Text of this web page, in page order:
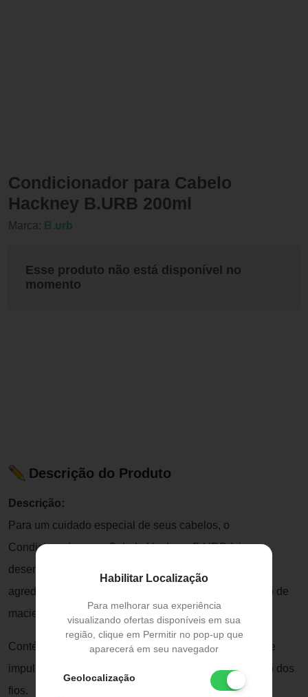
Habilitar Localização
Para melhorar sua experiência
visualizando ofertas disponíveis em sua
região, clique em Permitir no pop-up que
aparecerá em seu navegador
Geolocalização
Condicionador para Cabelo
Hackney B.URB 200ml
Marca: B.urb
Esse produto não está disponível no
momento
Descrição do Produto
Descrição:
Para um cuidado especial de seus cabelos, o
Condicionador para Cabelo Hackney B.URB foi
desenvolvido para uma hidratação profunda, mas sem
agredir os fios e a pele, deixando uma ótima sensação de
maciez.
Contém alta concentração de minerais e vitaminas que
impulsionam o crescimento, a nutrição e a restauração dos
fios.